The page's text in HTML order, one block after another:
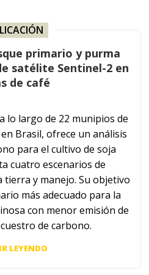
primario y purma
satélite Sentinel-2 en
de café
lo largo de 22 munipios de
Brasil, ofrece un análisis
para el cultivo de soja
cuatro escenarios de
tierra y manejo. Su objetivo
más adecuado para la
con menor emisión de
de carbono.
LEYENDO